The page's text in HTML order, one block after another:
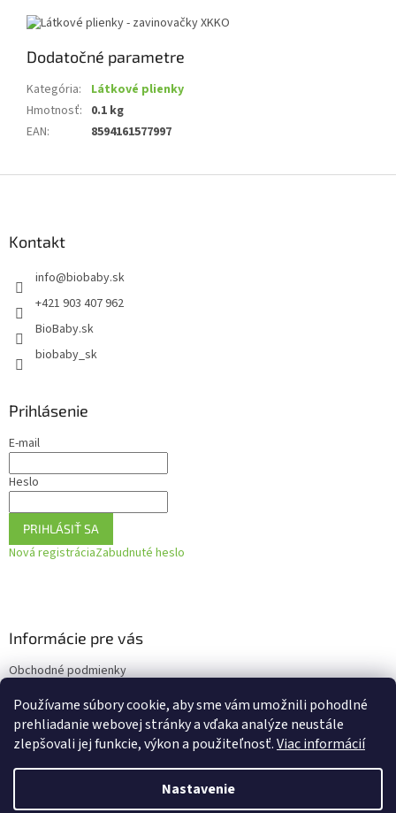
Používame súbory cookie, aby sme vám umožnili pohodlné
prehliadanie webovej stránky a vďaka analýze neustále
zlepšovali jej funkcie, výkon a použiteľnosť.Viac informácií
Nastavenie
Dodatočné parametre
Kategória:
Látkové plienky
Hmotnosť: 0.1 kg
EAN: 8594161577997
Kontakt
info@biobaby.sk
+421 903 407 962
BioBaby.sk
biobaby_sk
Prihlásenie
E-mail
Heslo
PRIHLÁSIŤ SA
Nová registráciaZabudnuté heslo
Informácie pre vás
Obchodné podmienky
Ako vrátiť tovar
Vytvoril Shoptet